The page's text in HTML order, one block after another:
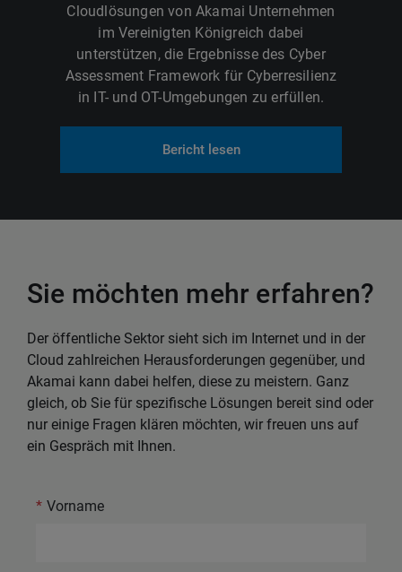
Cloudlösungen von Akamai Unternehmen
im Vereinigten Königreich dabei
unterstützen, die Ergebnisse des Cyber
Assessment Framework für Cyberresilienz
in IT- und OT-Umgebungen zu erfüllen.
Bericht lesen
Sie möchten mehr erfahren?
Der öffentliche Sektor sieht sich im Internet und in der
Cloud zahlreichen Herausforderungen gegenüber, und
Akamai kann dabei helfen, diese zu meistern. Ganz
gleich, ob Sie für spezifische Lösungen bereit sind oder
nur einige Fragen klären möchten, wir freuen uns auf
ein Gespräch mit Ihnen.
* Vorname